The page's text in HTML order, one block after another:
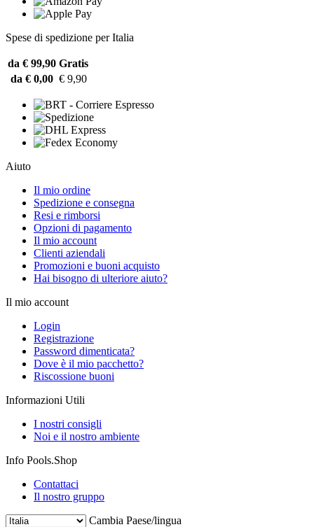
Spese di spedizione per Italia
da € 99,90 Gratis
da € 0,00 € 9,90
Aiuto
Il mio ordine
Spedizione e consegna
Resi e rimborsi
Opzioni di pagamento
Il mio account
Clienti aziendali
Promozioni e buoni acquisto
Hai bisogno di ulteriore aiuto?
Il mio account
Login
Registrazione
Password dimenticata?
Dove è il mio pacchetto?
Riscossione buoni
Informazioni Utili
I nostri consigli
Noi e il nostro ambiente
Info Pools.Shop
Contattaci
Il nostro gruppo
Cambia Paese/lingua